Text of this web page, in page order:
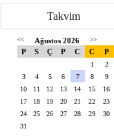
Takvim
<< Ağustos 2026 >>
P S Ç P C C P
1
2
3
4 5 6 7 8
9
10
11 12 13 14 15
16
17
18 19 20 21 22
23
24
25 26 27 28 29
30
31